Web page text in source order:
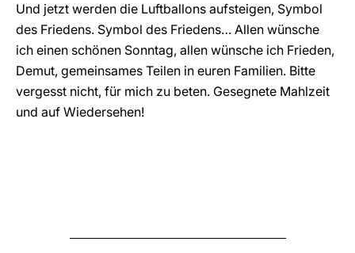
Und jetzt werden die Luftballons aufsteigen, Symbol
des Friedens. Symbol des Friedens… Allen wünsche
ich einen schönen Sonntag, allen wünsche ich Frieden,
Demut, gemeinsames Teilen in euren Familien. Bitte
vergesst nicht, für mich zu beten. Gesegnete Mahlzeit
und auf Wiedersehen!